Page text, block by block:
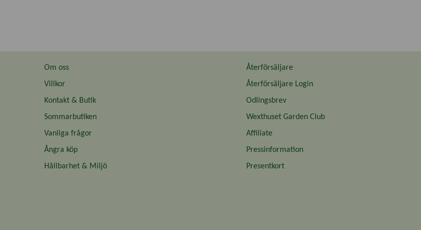
Om oss
Villkor
Kontakt & Butik
Sommarbutiken
Vanliga frågor
Ångra köp
Hållbarhet & Miljö
Återförsäljare
Återförsäljare Login
Odlingsbrev
Wexthuset Garden Club
Affiliate
Pressinformation
Presentkort